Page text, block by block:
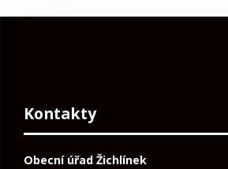
Kontakty
Obecní úřad Žichlínek